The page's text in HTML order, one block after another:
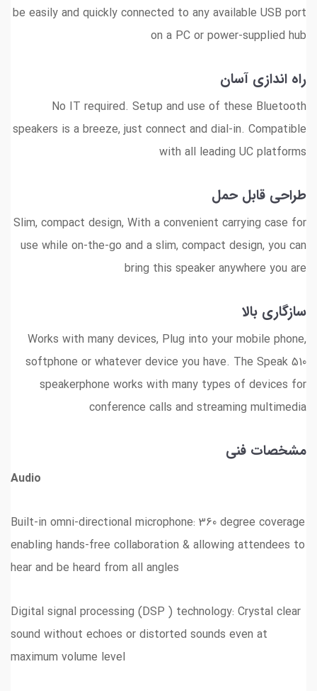
be easily and quickly connected to any available USB port
on a PC or power-supplied hub
راه اندازی آسان
No IT required. Setup and use of these Bluetooth
speakers is a breeze, just connect and dial-in. Compatible
with all leading UC platforms
طراحی قابل حمل
Slim, compact design, With a convenient carrying case for
use while on-the-go and a slim, compact design, you can
bring this speaker anywhere you are
سازگاری بالا
Works with many devices, Plug into your mobile phone,
softphone or whatever device you have. The Speak 510
speakerphone works with many types of devices for
conference calls and streaming multimedia
مشخصات فنی
Audio
Built-in omni-directional microphone: 360 degree coverage
enabling hands-free collaboration & allowing attendees to
hear and be heard from all angles
Digital signal processing (DSP ) technology: Crystal clear
sound without echoes or distorted sounds even at
maximum volume level